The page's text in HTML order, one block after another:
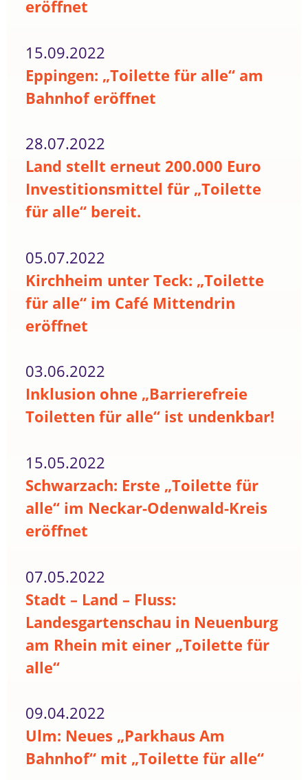
eröffnet
15.09.2022
Eppingen: „Toilette für alle“ am
Bahnhof eröffnet
28.07.2022
Land stellt erneut 200.000 Euro
Investitionsmittel für „Toilette
für alle“ bereit.
05.07.2022
Kirchheim unter Teck: „Toilette
für alle“ im Café Mittendrin
eröffnet
03.06.2022
Inklusion ohne „Barrierefreie
Toiletten für alle“ ist undenkbar!
15.05.2022
Schwarzach: Erste „Toilette für
alle“ im Neckar-Odenwald-Kreis
eröffnet
07.05.2022
Stadt – Land – Fluss:
Landesgartenschau in Neuenburg
am Rhein mit einer „Toilette für
alle“
09.04.2022
Ulm: Neues „Parkhaus Am
Bahnhof“ mit „Toilette für alle“